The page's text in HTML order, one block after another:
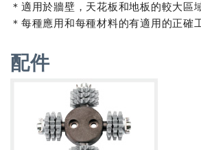
＊適用於牆壁，天花板和地板的較大區
＊每種應用和每種材料的有適用的正確
配件